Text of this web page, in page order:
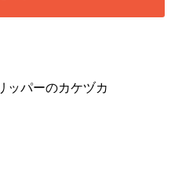
ッパーのカケヅカ